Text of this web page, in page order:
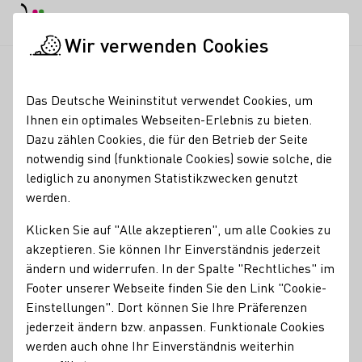
Bensberger
Weinlädchen
Bensberger Weinlädchen & Refrather Weinladen, Bergisch
Gladbach Service und fachliche Beratung werden hier ganz
groß geschrieben. Das Bensberger Weinlädchen gehört
schon seit vielen Jahren laut Weinmagazin „WeinGourmet“
zu den besten Weinfachgeschäft
Händlerart
Handel
Wir verwenden Cookies
Das Deutsche Weininstitut verwendet Cookies, um
Ihnen ein optimales Webseiten-Erlebnis zu bieten.
Dazu zählen Cookies, die für den Betrieb der Seite
notwendig sind (funktionale Cookies) sowie solche, die
lediglich zu anonymen Statistikzwecken genutzt
werden.
Klicken Sie auf "Alle akzeptieren", um alle Cookies zu
akzeptieren. Sie können Ihr Einverständnis jederzeit
ändern und widerrufen. In der Spalte "Rechtliches" im
Footer unserer Webseite finden Sie den Link "Cookie-
Einstellungen". Dort können Sie Ihre Präferenzen
jederzeit ändern bzw. anpassen. Funktionale Cookies
werden auch ohne Ihr Einverständnis weiterhin